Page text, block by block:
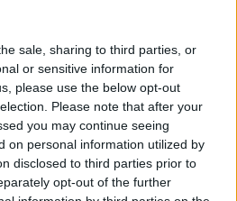
sale, sharing to third parties, or
or sensitive information for
please use the below opt-out
Please note that after your
you may continue seeing
on personal information utilized by
disclosed to third parties prior to
opt-out of the further
alle associazioni del sociale
edizione di Mercatino in Concerto
all'asilo
anche la Festa dei Popoli
per l'Arezzo Wave